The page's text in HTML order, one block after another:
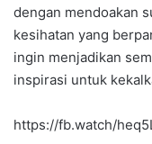
dengan mendoakan
kesihatan yang
ingin menjadikan
inspirasi untuk
https://fb.watch/